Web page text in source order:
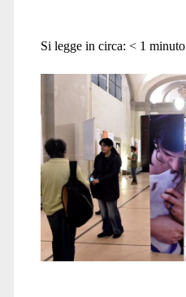
Si legge in circa: < 1 minuto